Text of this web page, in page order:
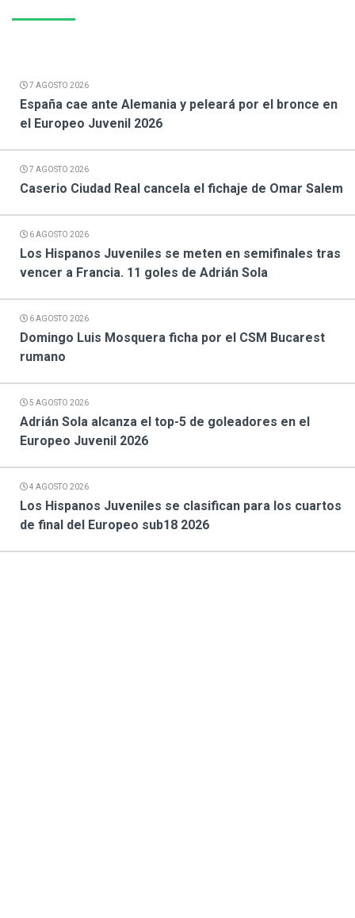
7 AGOSTO 2026
España cae ante Alemania y peleará por el bronce en
el Europeo Juvenil 2026
7 AGOSTO 2026
Caserio Ciudad Real cancela el fichaje de Omar Salem
6 AGOSTO 2026
Los Hispanos Juveniles se meten en semifinales tras
vencer a Francia. 11 goles de Adrián Sola
6 AGOSTO 2026
Domingo Luis Mosquera ficha por el CSM Bucarest
rumano
5 AGOSTO 2026
Adrián Sola alcanza el top-5 de goleadores en el
Europeo Juvenil 2026
4 AGOSTO 2026
Los Hispanos Juveniles se clasifican para los cuartos
de final del Europeo sub18 2026